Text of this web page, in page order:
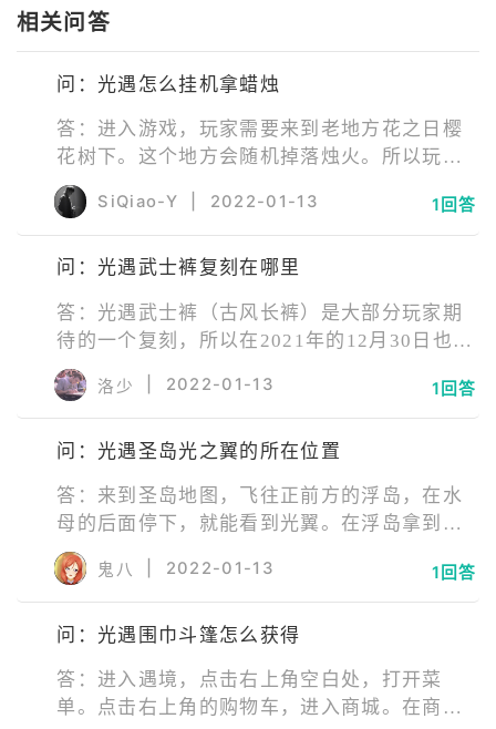
相关问答
问：光遇怎么挂机拿蜡烛
答：进入游戏，玩家需要来到老地方花之日樱
花树下。这个地方会随机掉落烛火。所以玩家
一直待在这个位置就可以一直拿蜡烛了。
SiQiao-Y 2022-01-13 1回答
问：光遇武士裤复刻在哪里
答：光遇武士裤（古风长裤）是大部分玩家期
待的一个复刻，所以在2021年的12月30日也是
迎来了复刻。位于晨岛预言山谷右边第一个山
洞（火试炼）的门口。
洛少 2022-01-13 1回答
问：光遇圣岛光之翼的所在位置
答：来到圣岛地图，飞往正前方的浮岛，在水
母的后面停下，就能看到光翼。在浮岛拿到光
翼后，调转视角，飞向对面的高山上，在上山
的阶梯处就能看到光翼。来到山顶，往右飞去
就能拿到光翼。
鬼八 2022-01-13 1回答
问：光遇围巾斗篷怎么获得
答：进入遇境，点击右上角空白处，打开菜
单。点击右上角的购物车，进入商城。在商城